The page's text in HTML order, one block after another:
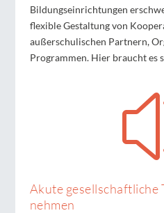
Bildungseinrichtungen
flexible Gestaltung von
außerschulischen Partnern,
Programmen. Hier braucht es
Akute gesellschaftliche
nehmen